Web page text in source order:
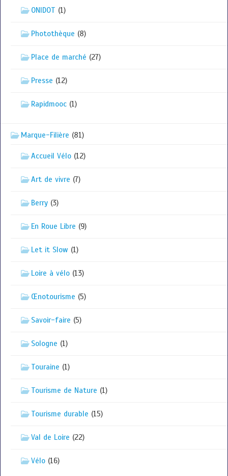
ONIDOT (1)
Photothèque (8)
Place de marché (27)
Presse (12)
Rapidmooc (1)
Marque-Filière (81)
Accueil Vélo (12)
Art de vivre (7)
Berry (3)
En Roue Libre (9)
Let it Slow (1)
Loire à vélo (13)
Œnotourisme (5)
Savoir-faire (5)
Sologne (1)
Touraine (1)
Tourisme de Nature (1)
Tourisme durable (15)
Val de Loire (22)
Vélo (16)